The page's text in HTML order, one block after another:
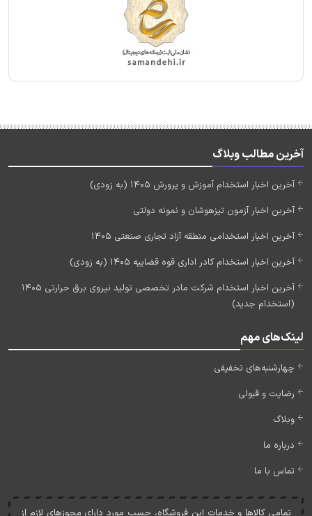
آخرین مطالب وبلاگ
آخرین اخبار استخدام آموزش و پرورش 1405 (به زودی)
آخرین اخبار آزمون تیزهوشان و نمونه دولتی
آخرین اخبار استخدامی منطقه آزاد تجاری صنعتی 1405
آخرین اخبار استخدام کادر اداری قوه قضاییه 1405 (به زودی)
آخرین اخبار استخدام شرکت مادر تخصصی تولید نیروی برق حرارتی 1405
(استخدام جدید)
لینک‌های مهم
چهارشنبه‌های تخفیفی
رضایت و قبولی
وبلاگ
درباره ما
تماس با ما
تمامی کالاها و خدمات اين فروشگاه، حسب مورد دارای مجوزهای لازم از